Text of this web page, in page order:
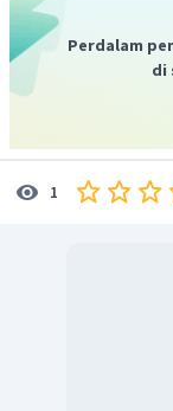
awalnya.
jawaban adalah 39
Oleh karena itu
Perdalam
di
1